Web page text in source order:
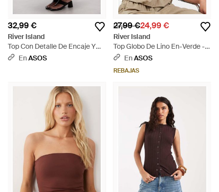
32,99 €
River Island
Top Con Detalle De Encaje Y
Lunares - Negro
EnASOS
27,99 €24,99 €
River Island
Top Globo De Lino En-Verde -
Neutro
EnASOS
REBAJAS